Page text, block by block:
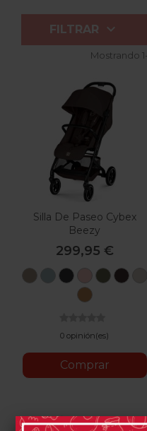
FILTRAR 
Mostrando
Silla De Paseo Cybex
Beezy
299,95 €
AlmondStormy
Magic
Black
Candy
Pink
Moss
Cinnamon
0 opinión(es)
Comprar